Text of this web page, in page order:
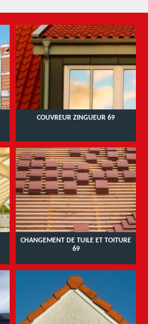
COUVREUR ZINGUEUR 69
CHANGEMENT DE TUILE ET TOITURE
69